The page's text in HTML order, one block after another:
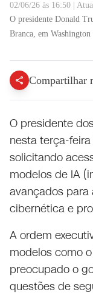
02/06/26 às 16:50
O presidente Donald
Branca, em Washington
Compartilhar
O presidente
nesta terça-
solicitando
modelos de IA
avançados
cibernética e
A ordem
modelos como
preocupado o
questões de